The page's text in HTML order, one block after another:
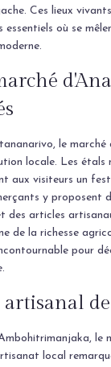
Ces lieux
essentiels où se
le marché
locale. Les étals
aux visiteurs un
y proposent
des articles
de la richesse
pour
artisanal
le
local